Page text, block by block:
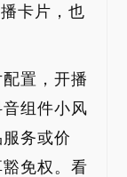
卡片，也
置，开播
组件小风
务或价
免权。看